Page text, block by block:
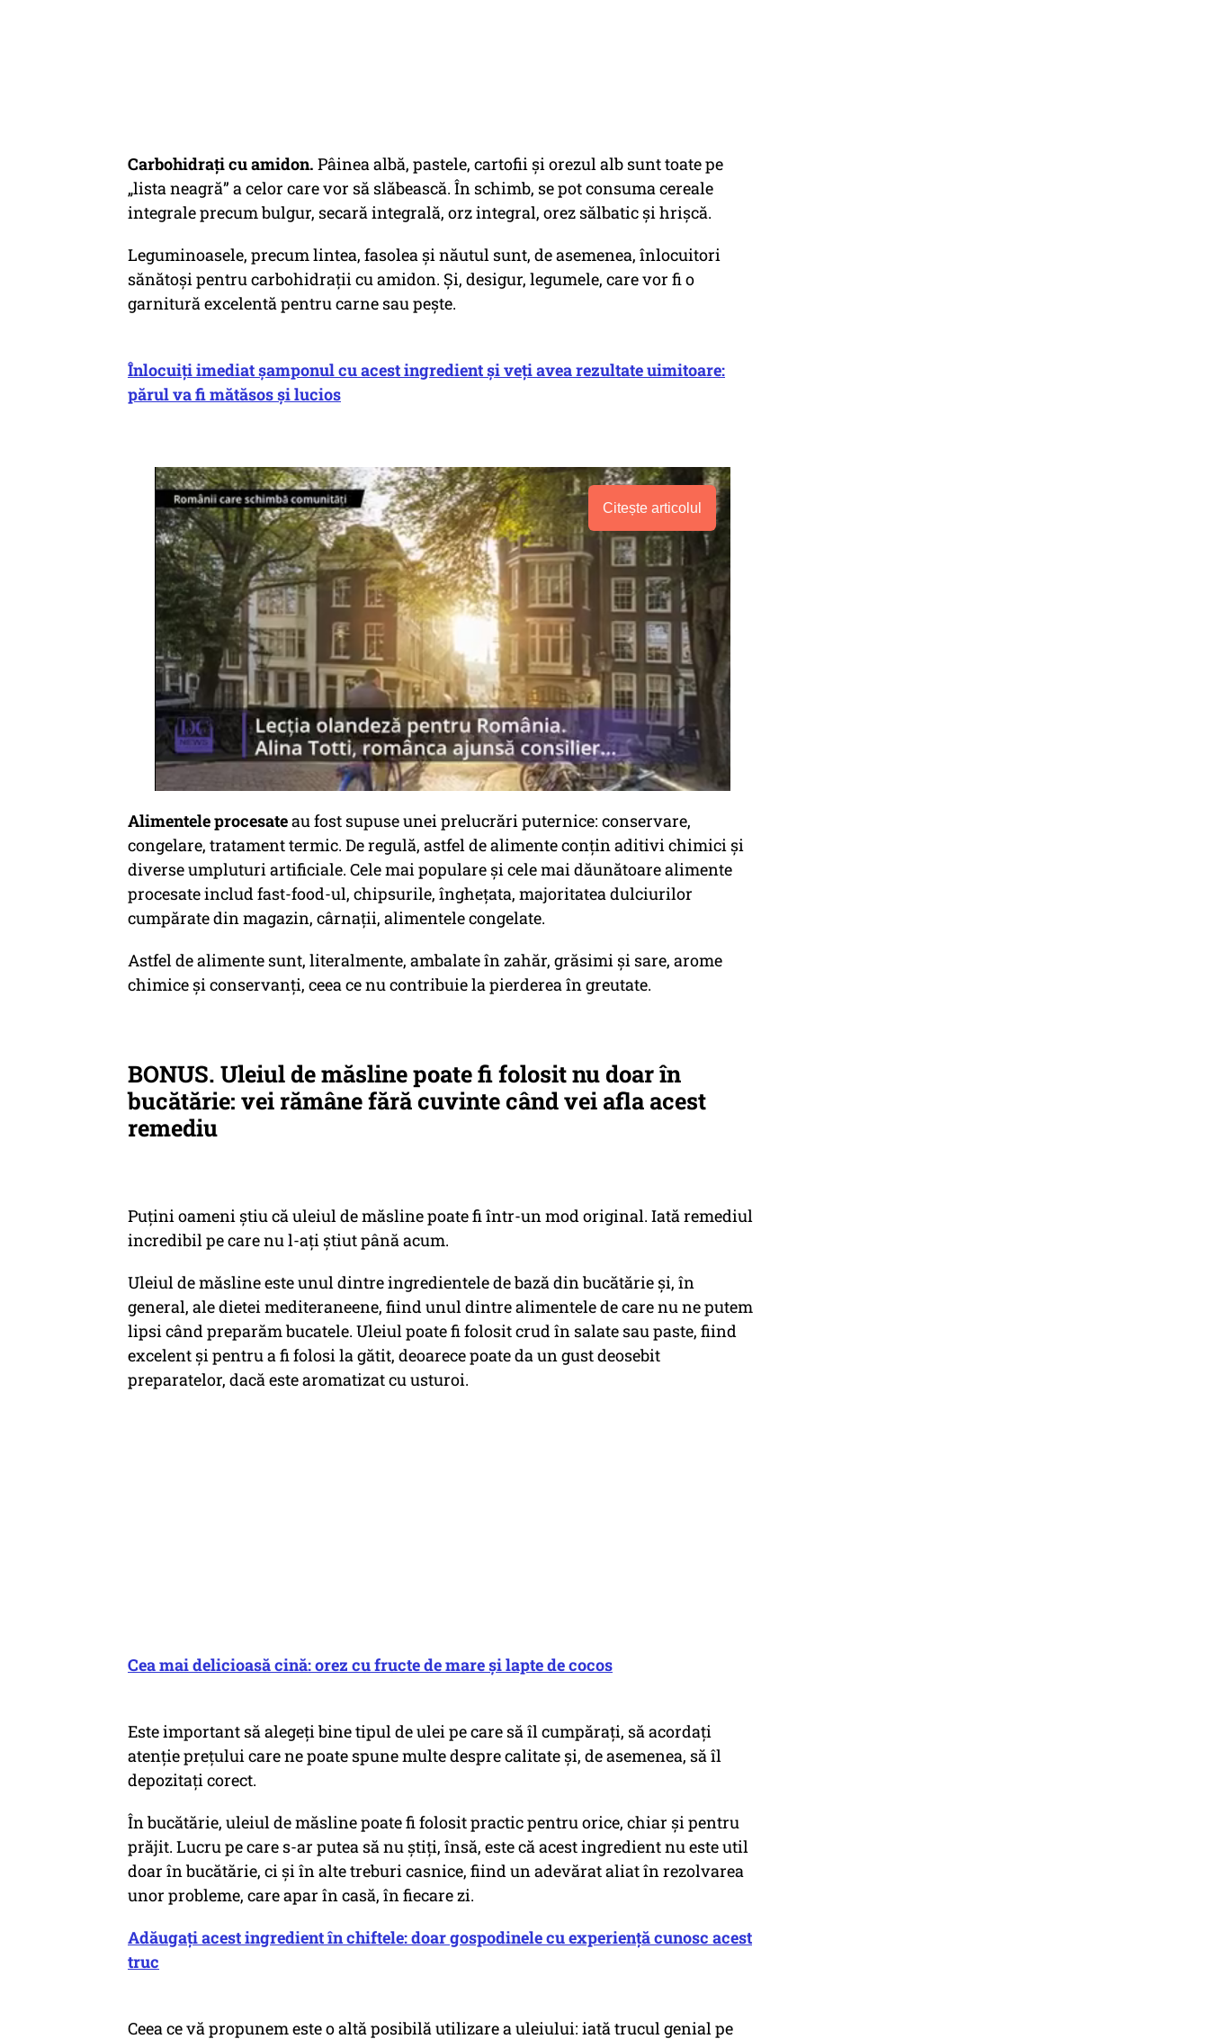
Carbohidrați cu amidon. Pâinea albă, pastele, cartofii și orezul alb sunt toate pe
„lista neagră” a celor care vor să slăbească. În schimb, se pot consuma cereale
integrale precum bulgur, secară integrală, orz integral, orez sălbatic și hrișcă.
Leguminoasele, precum lintea, fasolea și năutul sunt, de asemenea, înlocuitori
sănătoși pentru carbohidrații cu amidon. Și, desigur, legumele, care vor fi o
garnitură excelentă pentru carne sau pește.
Înlocuiți imediat șamponul cu acest ingredient și veți avea rezultate uimitoare:
părul va fi mătăsos și lucios
Citește articolul
Alimentele procesateau fost supuse unei prelucrări puternice: conservare,
congelare, tratament termic. De regulă, astfel de alimente conțin aditivi chimici și
diverse umpluturi artificiale. Cele mai populare și cele mai dăunătoare alimente
procesate includ fast-food-ul, chipsurile, înghețata, majoritatea dulciurilor
cumpărate din magazin, cârnații, alimentele congelate.
Astfel de alimente sunt, literalmente, ambalate în zahăr, grăsimi și sare, arome
chimice și conservanți, ceea ce nu contribuie la pierderea în greutate.
BONUS. Uleiul de măsline poate fi folosit nu doar în
bucătărie: vei rămâne fără cuvinte când vei afla acest
remediu
Puțini oameni știu că uleiul de măsline poate fi într-un mod original. Iată remediul
incredibil pe care nu l-ați știut până acum.
Uleiul de măsline este unul dintre ingredientele de bază din bucătărie și, în
general, ale dietei mediteraneene, fiind unul dintre alimentele de care nu ne putem
lipsi când preparăm bucatele. Uleiul poate fi folosit crud în salate sau paste, fiind
excelent și pentru a fi folosi la gătit, deoarece poate da un gust deosebit
preparatelor, dacă este aromatizat cu usturoi.
Cea mai delicioasă cină: orez cu fructe de mare și lapte de cocos
Este important să alegeți bine tipul de ulei pe care să îl cumpărați, să acordați
atenție prețului care ne poate spune multe despre calitate și, de asemenea, să îl
depozitați corect.
În bucătărie, uleiul de măsline poate fi folosit practic pentru orice, chiar și pentru
prăjit. Lucru pe care s-ar putea să nu știți, însă, este că acest ingredient nu este util
doar în bucătărie, ci și în alte treburi casnice, fiind un adevărat aliat în rezolvarea
unor probleme, care apar în casă, în fiecare zi.
Adăugați acest ingredient în chiftele: doar gospodinele cu experiență cunosc acest
truc
Ceea ce vă propunem este o altă posibilă utilizare a uleiului: iată trucul genial pe